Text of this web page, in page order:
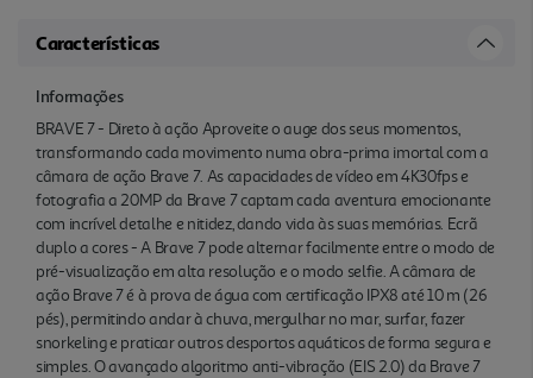
Características
Informações
BRAVE 7 - Direto à ação Aproveite o auge dos seus momentos,
transformando cada movimento numa obra-prima imortal com a
câmara de ação Brave 7. As capacidades de vídeo em 4K30fps e
fotografia a 20MP da Brave 7 captam cada aventura emocionante
com incrível detalhe e nitidez, dando vida às suas memórias. Ecrã
duplo a cores - A Brave 7 pode alternar facilmente entre o modo de
pré-visualização em alta resolução e o modo selfie. A câmara de
ação Brave 7 é à prova de água com certificação IPX8 até 10 m (26
pés), permitindo andar à chuva, mergulhar no mar, surfar, fazer
snorkeling e praticar outros desportos aquáticos de forma segura e
simples. O avançado algoritmo anti-vibração (EIS 2.0) da Brave 7